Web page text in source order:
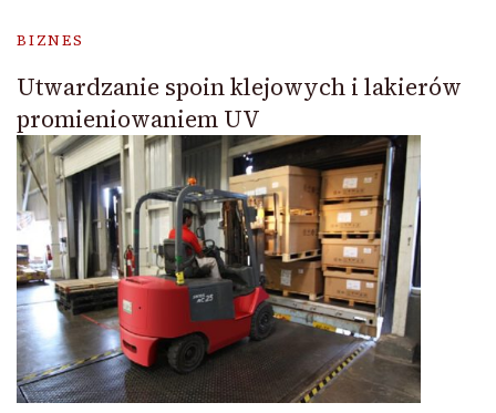
BIZNES
Utwardzanie spoin klejowych i lakierów
promieniowaniem UV